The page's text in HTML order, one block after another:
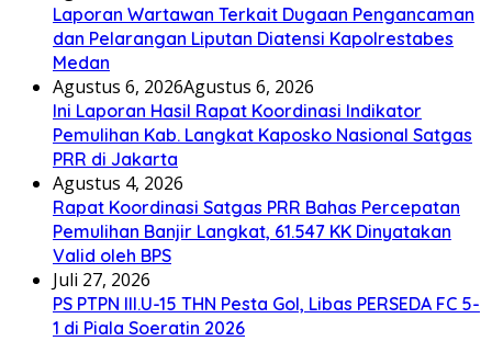
Laporan Wartawan Terkait Dugaan Pengancaman
dan Pelarangan Liputan Diatensi Kapolrestabes
Medan
Agustus 6, 2026Agustus 6, 2026
Ini Laporan Hasil Rapat Koordinasi Indikator
Pemulihan Kab. Langkat Kaposko Nasional Satgas
PRR di Jakarta
Agustus 4, 2026
Rapat Koordinasi Satgas PRR Bahas Percepatan
Pemulihan Banjir Langkat, 61.547 KK Dinyatakan
Valid oleh BPS
Juli 27, 2026
PS PTPN III.U-15 THN Pesta Gol, Libas PERSEDA FC 5-
1 di Piala Soeratin 2026